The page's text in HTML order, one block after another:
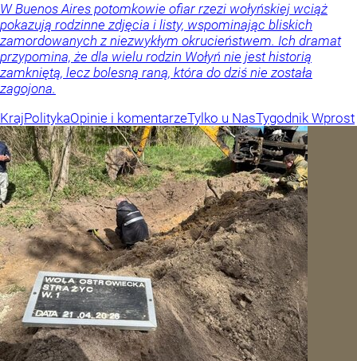
W Buenos Aires potomkowie ofiar rzezi wołyńskiej wciąż
pokazują rodzinne zdjęcia i listy, wspominając bliskich
zamordowanych z niezwykłym okrucieństwem. Ich dramat
przypomina, że dla wielu rodzin Wołyń nie jest historią
zamkniętą, lecz bolesną raną, która do dziś nie została
zagojona.
KrajPolitykaOpinie i komentarzeTylko u NasTygodnik Wprost